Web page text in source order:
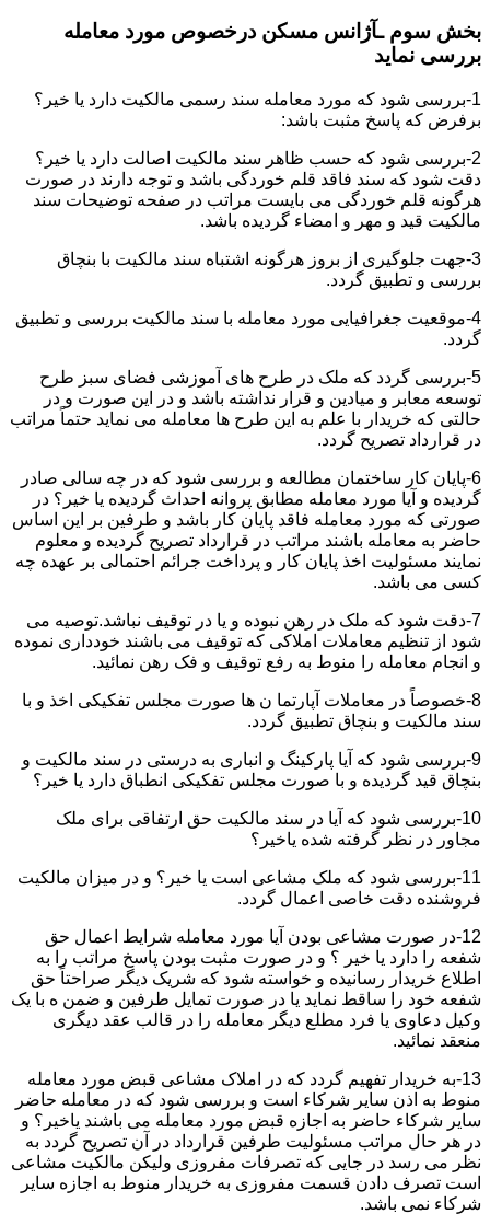
بخش سوم ـآژانس مسکن درخصوص مورد معامله
بررسی نماید
1-بررسی شود که مورد معامله سند رسمی مالکیت دارد یا خیر؟
برفرض که پاسخ مثبت باشد:
2-بررسی شود که حسب ظاهر سند مالکیت اصالت دارد یا خیر؟
دقت شود که سند فاقد قلم خوردگی باشد و توجه دارند در صورت
هرگونه قلم خوردگی می بایست مراتب در صفحه توضیحات سند
مالکیت قید و مهر و امضاء گردیده باشد.
3-جهت جلوگیری از بروز هرگونه اشتباه سند مالکیت با بنچاق
بررسی و تطبیق گردد.
4-موقعیت جغرافیایی مورد معامله با سند مالکیت بررسی و تطبیق
گردد.
5-بررسی گردد که ملک در طرح های آموزشی فضای سبز طرح
توسعه معابر و میادین و قرار نداشته باشد و در این صورت و در
حالتی که خریدار با علم به این طرح ها معامله می نماید حتماً مراتب
در قرارداد تصریح گردد.
6-پایان کار ساختمان مطالعه و بررسی شود که در چه سالی صادر
گردیده و آیا مورد معامله مطابق پروانه احداث گردیده یا خیر؟ در
صورتی که مورد معامله فاقد پایان کار باشد و طرفین بر این اساس
حاضر به معامله باشند مراتب در قرارداد تصریح گردیده و معلوم
نمایند مسئولیت اخذ پایان کار و پرداخت جرائم احتمالی بر عهده چه
کسی می باشد.
7-دقت شود که ملک در رهن نبوده و یا در توقیف نباشد.توصیه می
شود از تنظیم معاملات املاکی که توقیف می باشند خودداری نموده
و انجام معامله را منوط به رفع توقیف و فک رهن نمائید.
8-خصوصاً در معاملات آپارتما ن ها صورت مجلس تفکیکی اخذ و با
سند مالکیت و بنچاق تطبیق گردد.
9-بررسی شود که آیا پارکینگ و انباری به درستی در سند مالکیت و
بنچاق قید گردیده و با صورت مجلس تفکیکی انطباق دارد یا خیر؟
10-بررسی شود که آیا در سند مالکیت حق ارتفاقی برای ملک
مجاور در نظر گرفته شده یاخیر؟
11-بررسی شود که ملک مشاعی است یا خیر؟ و در میزان مالکیت
فروشنده دقت خاصی اعمال گردد.
12-در صورت مشاعی بودن آیا مورد معامله شرایط اعمال حق
شفعه را دارد یا خیر ؟ و در صورت مثبت بودن پاسخ مراتب را به
اطلاع خریدار رسانیده و خواسته شود که شریک دیگر صراحتاً حق
شفعه خود را ساقط نماید یا در صورت تمایل طرفین و ضمن ه با یک
وکیل دعاوی یا فرد مطلع دیگر معامله را در قالب عقد دیگری
منعقد نمائید.
13-به خریدار تفهیم گردد که در املاک مشاعی قبض مورد معامله
منوط به اذن سایر شرکاء است و بررسی شود که در معامله حاضر
سایر شرکاء حاضر به اجازه قبض مورد معامله می باشند یاخیر؟ و
در هر حال مراتب مسئولیت طرفین قرارداد در آن تصریح گردد به
نظر می رسد در جایی که تصرفات مفروزی ولیکن مالکیت مشاعی
است تصرف دادن قسمت مفروزی به خریدار منوط به اجازه سایر
شرکاء نمی باشد.